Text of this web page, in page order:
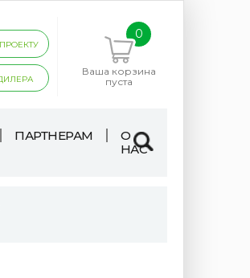
0
Ваша корзина
пуста
ПАРТНЕРАМ
О
НАС